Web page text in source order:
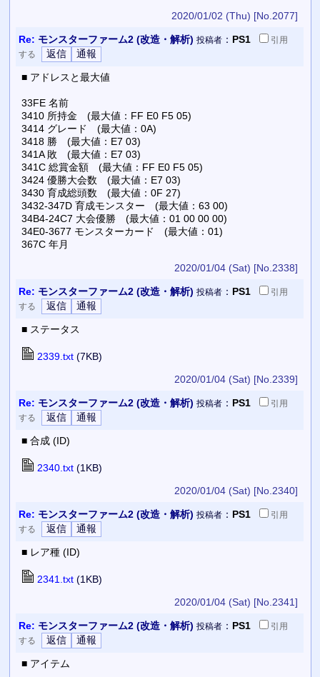
2020/01/02 (Thu) [No.2077]
Re: モンスターファーム2 (改造・解析) 投稿者： PS1
引用
する
■ アドレスと最大値
33FE 名前
3410 所持金 (最大値：FF E0 F5 05)
3414 グレード (最大値：0A)
3418 勝 (最大値：E7 03)
341A 敗 (最大値：E7 03)
341C 総賞金額 (最大値：FF E0 F5 05)
3424 優勝大会数 (最大値：E7 03)
3430 育成総頭数 (最大値：0F 27)
3432-347D 育成モンスター (最大値：63 00)
34B4-24C7 大会優勝 (最大値：01 00 00 00)
34E0-3677 モンスターカード (最大値：01)
367C 年月
2020/01/04 (Sat) [No.2338]
Re: モンスターファーム2 (改造・解析) 投稿者： PS1
引用
する
■ ステータス
2339.txt(7KB)
2020/01/04 (Sat) [No.2339]
Re: モンスターファーム2 (改造・解析) 投稿者： PS1
引用
する
■ 合成 (ID)
2340.txt(1KB)
2020/01/04 (Sat) [No.2340]
Re: モンスターファーム2 (改造・解析) 投稿者： PS1
引用
する
■ レア種 (ID)
2341.txt(1KB)
2020/01/04 (Sat) [No.2341]
Re: モンスターファーム2 (改造・解析) 投稿者： PS1
引用
する
■ アイテム